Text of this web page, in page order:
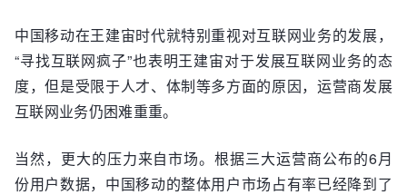
中国移动在王建宙时代就特别重视对互联网业务的发展，
“寻找互联网疯子”也表明王建宙对于发展互联网业务的态
度，但是受限于人才、体制等多方面的原因，运营商发展
互联网业务仍困难重重。
当然，更大的压力来自市场。根据三大运营商公布的6月
份用户数据，中国移动的整体用户市场占有率已经降到了